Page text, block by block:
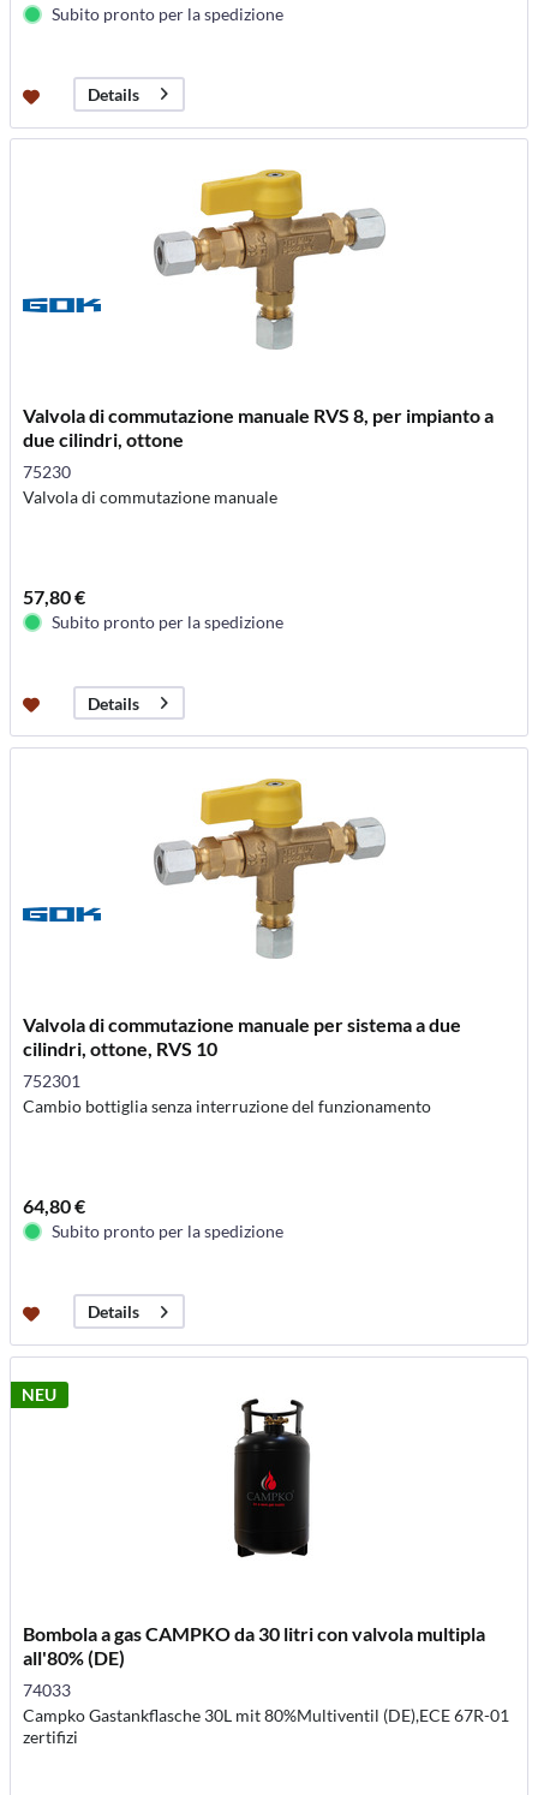
Subito pronto per la spedizione
Details
Valvola di commutazione manuale RVS 8, per impianto a
due cilindri, ottone
75230
Valvola di commutazione manuale
57,80 €
Subito pronto per la spedizione
Details
Valvola di commutazione manuale per sistema a due
cilindri, ottone, RVS 10
752301
Cambio bottiglia senza interruzione del funzionamento
64,80 €
Subito pronto per la spedizione
Details
NEU
Bombola a gas CAMPKO da 30 litri con valvola multipla
all'80% (DE)
74033
Campko Gastankflasche 30L mit 80%Multiventil (DE),ECE 67R-01
zertifizi